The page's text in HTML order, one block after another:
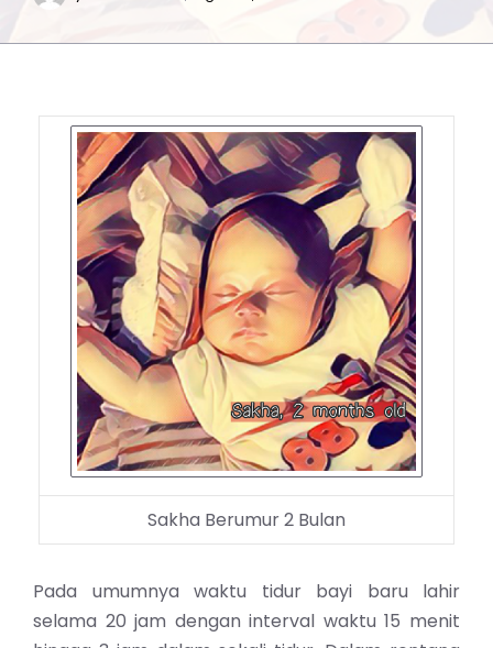
Sakha Berumur 2 Bulan
Pada umumnya waktu tidur bayi baru lahir
selama 20 jam dengan interval waktu 15 menit